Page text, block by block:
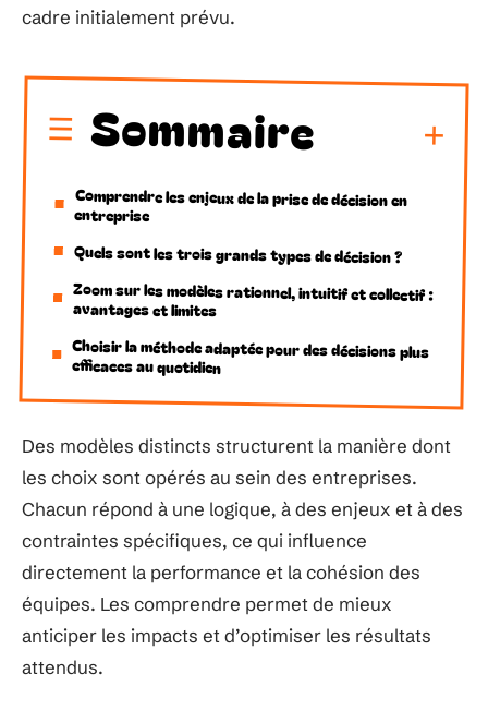
cadre initialement prévu.
Sommaire
Comprendre les enjeux de la prise de décision en
entreprise
Quels sont les trois grands types de décision ?
Zoom sur les modèles rationnel, intuitif et collectif :
avantages et limites
Choisir la méthode adaptée pour des décisions plus
efficaces au quotidien
Des modèles distincts structurent la manière dont
les choix sont opérés au sein des entreprises.
Chacun répond à une logique, à des enjeux et à des
contraintes spécifiques, ce qui influence
directement la performance et la cohésion des
équipes. Les comprendre permet de mieux
anticiper les impacts et d’optimiser les résultats
attendus.